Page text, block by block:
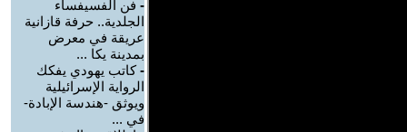
- فن الفسيفساء
الجلدية.. حرفة قازانية
عريقة في معرض
بمدينة يكا ...
-كاتب يهودي يفكك
الرواية الإسرائيلية
ويوثق -هندسة الإبادة-
في ...